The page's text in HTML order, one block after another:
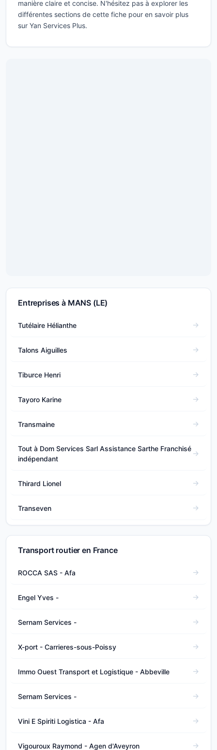
manière claire et concise. N'hésitez pas à explorer les
différentes sections de cette fiche pour en savoir plus
sur Yan Services Plus.
Entreprises à MANS (LE)
Tutélaire Hélianthe
Talons Aiguilles
Tiburce Henri
Tayoro Karine
Transmaine
Tout à Dom Services Sarl Assistance Sarthe Franchisé
indépendant
Thirard Lionel
Transeven
Transport routier en France
ROCCA SAS - Afa
Engel Yves -
Sernam Services -
X-port - Carrieres-sous-Poissy
Immo Ouest Transport et Logistique - Abbeville
Sernam Services -
Vini E Spiriti Logistica - Afa
Vigouroux Raymond - Agen d'Aveyron